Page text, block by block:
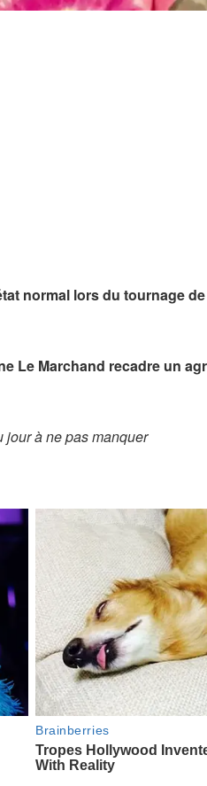
normal lors du tournage de
Le Marchand recadre un
jour à ne pas manquer